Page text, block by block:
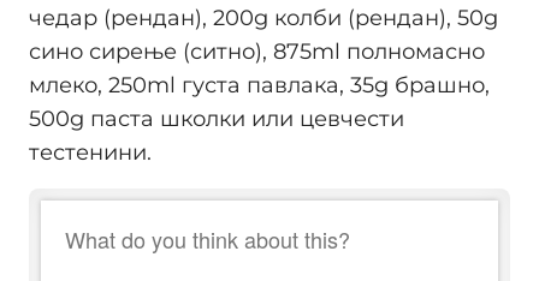
чедар (рендан), 200g колби (рендан), 50g
сино сирење (ситно), 875ml полномасно
млеко, 250ml густa павлака, 35g брашно,
500g паста школки или цевчести
тестенини.